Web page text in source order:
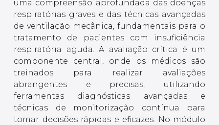
uma compreensão aprofundada das doenças
respiratórias graves e das técnicas avançadas
de ventilação mecânica, fundamentais para o
tratamento de pacientes com insuficiência
respiratória aguda. A avaliação crítica é um
componente central, onde os médicos são
treinados para realizar avaliações
abrangentes e precisas, utilizando
ferramentas diagnósticas avançadas e
técnicas de monitorização contínua para
tomar decisões rápidas e eficazes. No módulo